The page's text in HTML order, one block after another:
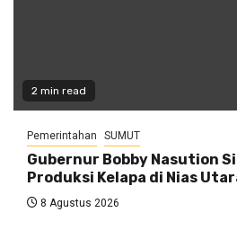
2 min read
Pemerintahan SUMUT
Gubernur Bobby Nasution
Produksi Kelapa di Nias
8 Agustus 2026